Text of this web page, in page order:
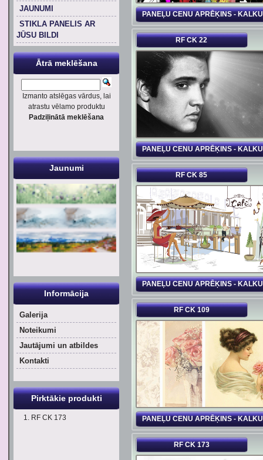
PANEĻU CENU APRĒĶINS -
RF CK 22
PANEĻU CENU APRĒĶINS -
RF CK 85
PANEĻU CENU APRĒĶINS -
RF CK 109
PANEĻU CENU APRĒĶINS -
RF CK 173
JAUNUMI
STIKLA PANELIS AR
JŪSU BILDI
Ātrā meklēšana
Izmanto atslēgas vārdus, lai
atrastu vēlamo produktu
Padziļinātā meklēšana
Jaunumi
Informācija
Galerija
Noteikumi
Jautājumi un atbildes
Kontakti
Pirktākie produkti
RF CK 173